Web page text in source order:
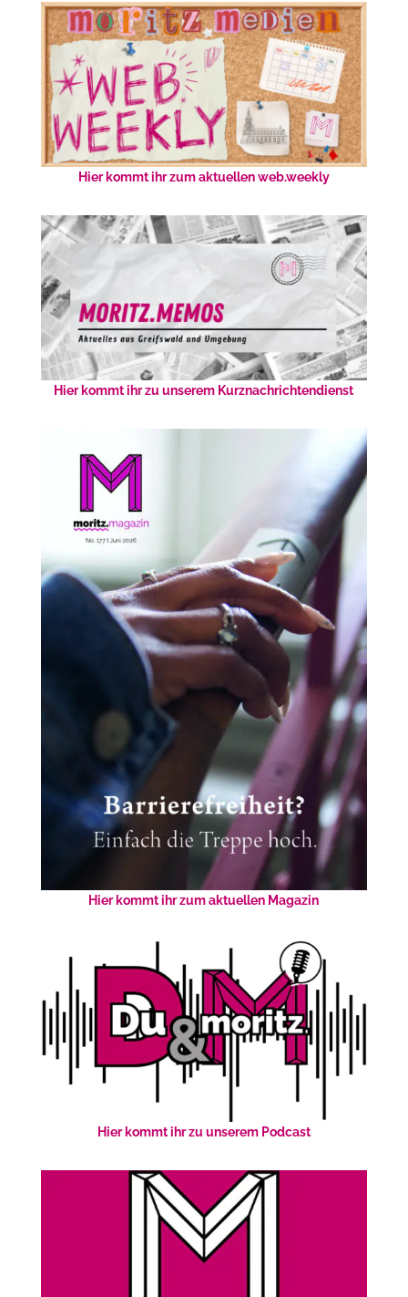
Hier kommt ihr zum aktuellen web.weekly
Hier kommt ihr zu unserem Kurznachrichtendienst
Hier kommt ihr zum aktuellen Magazin
Hier kommt ihr zu unserem Podcast